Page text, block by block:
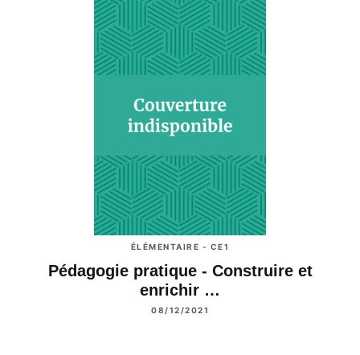
ÉLÉMENTAIRE - CE1
Pédagogie pratique - Construire et
enrichir …
08/12/2021